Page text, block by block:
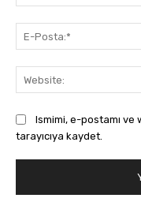
Ismimi, e-postamı
tarayıcıya kaydet.